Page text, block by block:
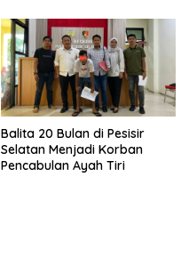
Balita 20 Bulan di Pesisir
Selatan Menjadi Korban
Pencabulan Ayah Tiri